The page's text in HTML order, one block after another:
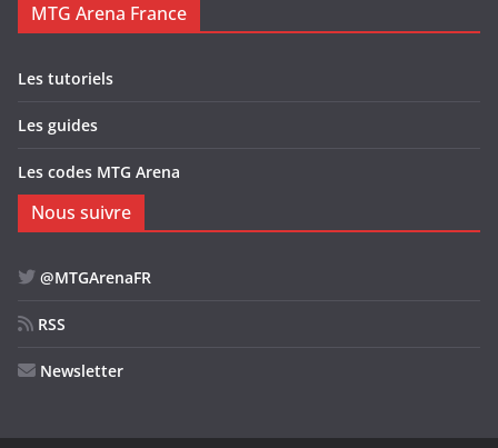
MTG Arena France
Les tutoriels
Les guides
Les codes MTG Arena
Nous suivre
@MTGArenaFR
RSS
Newsletter